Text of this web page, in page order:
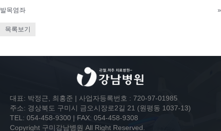
발목염좌
»
목록보기
대표: 박정근, 최홍준 | 사업자등록번호 : 720-97-01985
주소: 경상북도 구미시 금오시장로2길 21 (원평동 1037-13)
TEL: 054-458-9300 | FAX: 054-458-9308
Copyright 구미강남병원 All Right Reserved.